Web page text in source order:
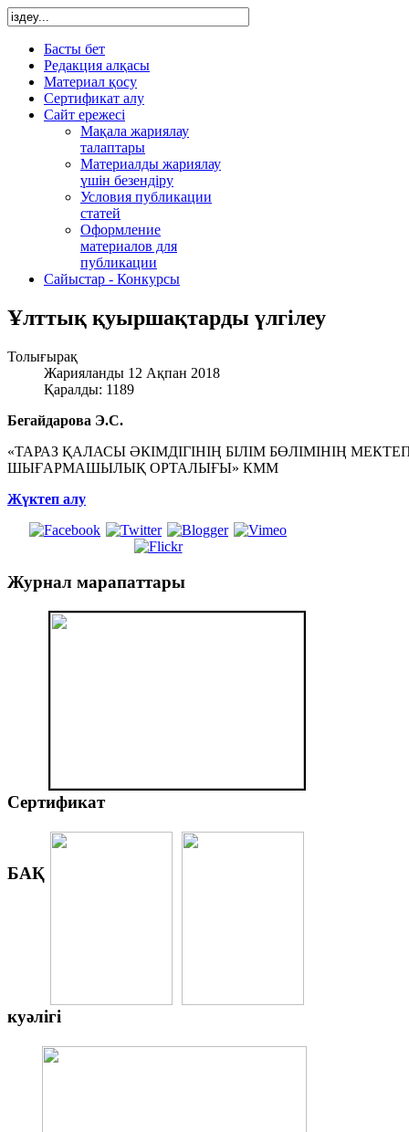
Басты бет
Редакция алқасы
Материал қосу
Сертификат алу
Сайт ережесі
Мақала жариялау
талаптары
Материалды жариялау
үшін безендіру
Условия публикации
статей
Оформление
материалов для
публикации
Сайыстар - Конкурсы
Ұлттық қуыршақтарды үлгілеу
Толығырақ
Жарияланды 12 Ақпан 2018
Қаралды: 1189
Бегайдарова Э.С.
«ТАРАЗ ҚАЛАСЫ ӘКІМДІГІНІҢ БІЛІМ БӨЛІМІНІҢ
ШЫҒАРМАШЫЛЫҚ ОРТАЛЫҒЫ» КММ
Жүктеп алу
Журнал марапаттары
Сертификат
БАҚ
куәлігі